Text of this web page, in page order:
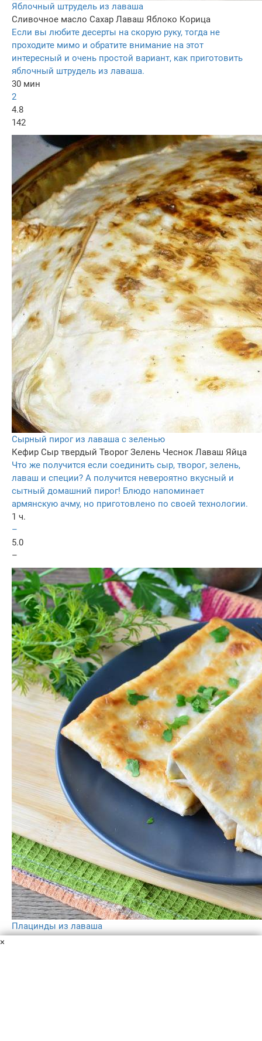
Яблочный штрудель из лаваша
Сливочное масло Сахар Лаваш Яблоко Корица
Если вы любите десерты на скорую руку, тогда не
проходите мимо и обратите внимание на этот
интересный и очень простой вариант, как приготовить
яблочный штрудель из лаваша.
30 мин
2
4.8
142
Сырный пирог из лаваша с зеленью
Кефир Сыр твердый Творог Зелень Чеснок Лаваш Яйца
Что же получится если соединить сыр, творог, зелень,
лаваш и специи? А получится невероятно вкусный и
сытный домашний пирог! Блюдо напоминает
армянскую ачму, но приготовлено по своей технологии.
1 ч.
–
5.0
–
Плацинды из лаваша
Творог Лаваш тонкий Растительное масло Зелень Яйца
×